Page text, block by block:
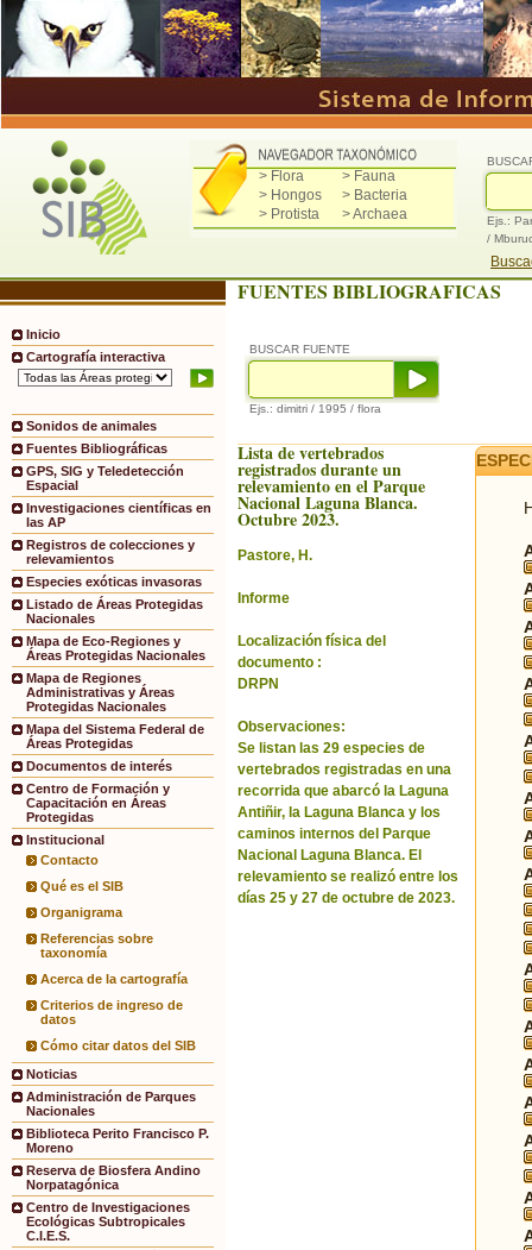
> Flora
> Fauna
> Hongos
> Bacteria
> Protista
> Archaea
Ejs.:
/
Inicio
Cartografía interactiva
Sonidos de animales
Fuentes Bibliográficas
GPS, SIG y Teledetección
Espacial
Investigaciones científicas en
las AP
Registros de colecciones y
relevamientos
Especies exóticas invasoras
Listado de Áreas Protegidas
Nacionales
Mapa de Eco-Regiones y
Áreas Protegidas Nacionales
Mapa de Regiones
Administrativas y Áreas
Protegidas Nacionales
Mapa del Sistema Federal de
Áreas Protegidas
Documentos de interés
Centro de Formación y
Capacitación en Áreas
Protegidas
Institucional
Contacto
Qué es el SIB
Organigrama
Referencias sobre
taxonomía
Acerca de la cartografía
Criterios de ingreso de
datos
Cómo citar datos del SIB
Noticias
Administración de Parques
Nacionales
Biblioteca Perito Francisco P.
Moreno
Reserva de Biosfera Andino
Norpatagónica
Centro de Investigaciones
Ecológicas Subtropicales
C.I.E.S.
FUENTES BIBLIOGRAFICAS
BUSCAR FUENTE
Ejs.: dimitri / 1995 / flora
Lista de vertebrados
registrados durante un
relevamiento en el Parque
Nacional Laguna Blanca.
Octubre 2023.
Pastore, H.
Informe
Localización física del
documento :
DRPN
Observaciones:
Se listan las 29 especies de
vertebrados registradas en una
recorrida que abarcó la Laguna
Antiñir, la Laguna Blanca y los
caminos internos del Parque
Nacional Laguna Blanca. El
relevamiento se realizó entre los
días 25 y 27 de octubre de 2023.